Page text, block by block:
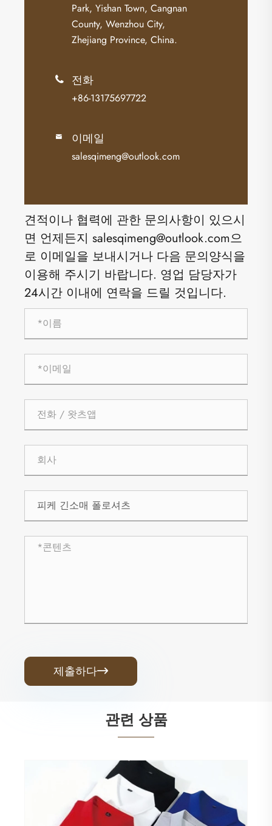
Park, Yishan Town, Cangnan
County, Wenzhou City,
Zhejiang Province, China.
 전화
+86-13175697722
 이메일
salesqimeng@outlook.com
견적이나 협력에 관한 문의사항이 있으시
면 언제든지 salesqimeng@outlook.com으
로 이메일을 보내시거나 다음 문의양식을
이용해 주시기 바랍니다. 영업 담당자가
24시간 이내에 연락을 드릴 것입니다.
제출하다
관련 상품